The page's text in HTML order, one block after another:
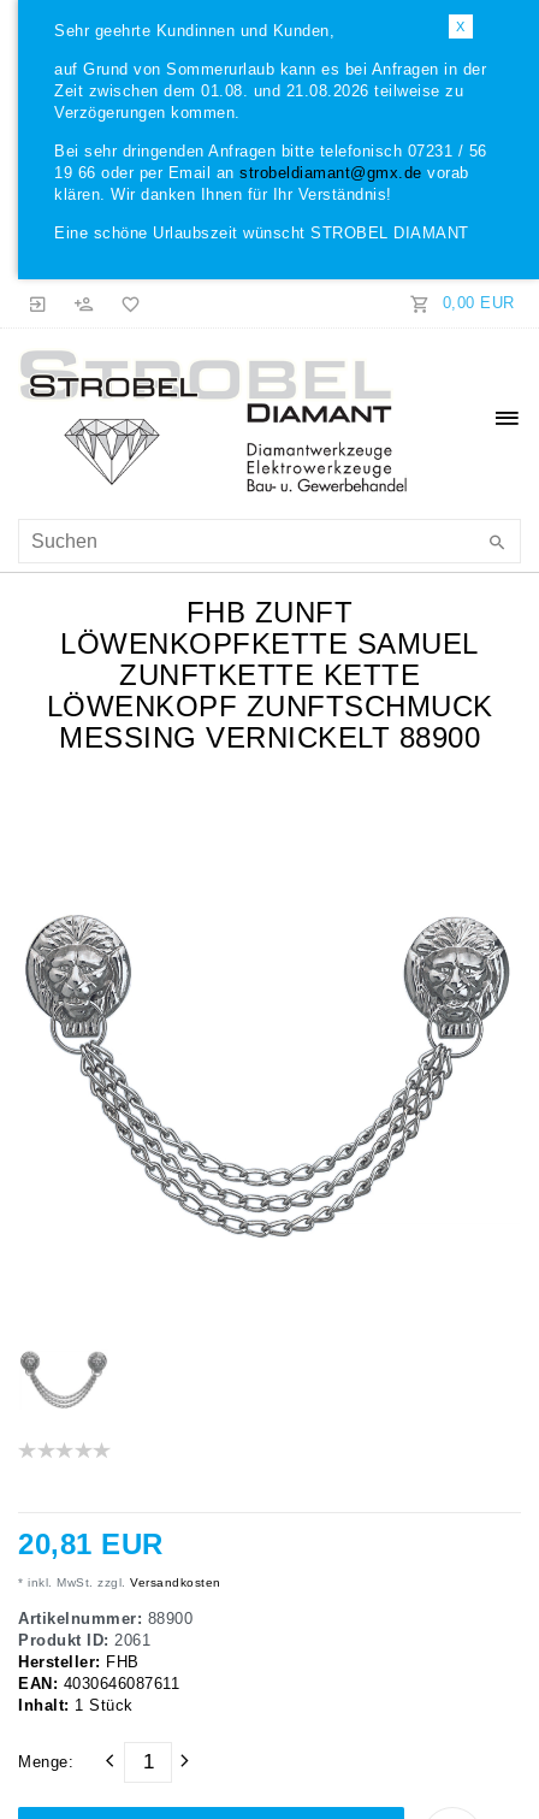
X
Sehr geehrte Kundinnen und Kunden,
auf Grund von Sommerurlaub kann es bei Anfragen in der
Zeit zwischen dem 01.08. und 21.08.2026 teilweise zu
Verzögerungen kommen.
Bei sehr dringenden Anfragen bitte telefonisch 07231 / 56
19 66 oder per Email an strobeldiamant@gmx.de vorab
klären. Wir danken Ihnen für Ihr Verständnis!
Eine schöne Urlaubszeit wünscht STROBEL DIAMANT
0,00 EUR
FHB ZUNFT
LÖWENKOPFKETTE SAMUEL
ZUNFTKETTE KETTE
LÖWENKOPF ZUNFTSCHMUCK
MESSING VERNICKELT 88900
20,81 EUR
* inkl. MwSt. zzgl. Versandkosten
Artikelnummer: 88900
Produkt ID: 2061
Hersteller: FHB
EAN: 4030646087611
Inhalt: 1 Stück
Menge: